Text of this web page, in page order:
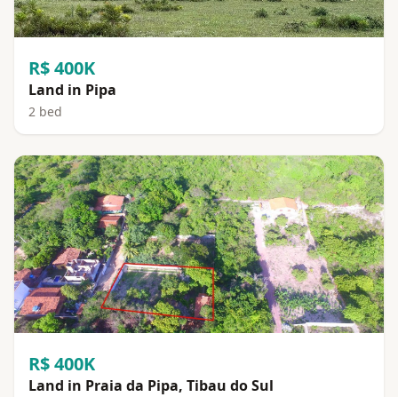
R$ 400K
Land in Pipa
2 bed
R$ 400K
Land in Praia da Pipa, Tibau do Sul